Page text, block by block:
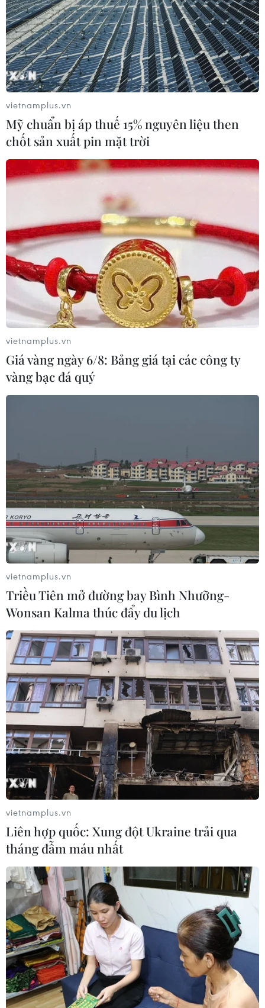
vietnamplus.vn
Mỹ chuẩn bị áp thuế 15% nguyên liệu then
chốt sản xuất pin mặt trời
vietnamplus.vn
Giá vàng ngày 6/8: Bảng giá tại các công ty
vàng bạc đá quý
vietnamplus.vn
Triều Tiên mở đường bay Bình Nhưỡng-
Wonsan Kalma thúc đẩy du lịch
vietnamplus.vn
Liên hợp quốc: Xung đột Ukraine trải qua
tháng đẫm máu nhất